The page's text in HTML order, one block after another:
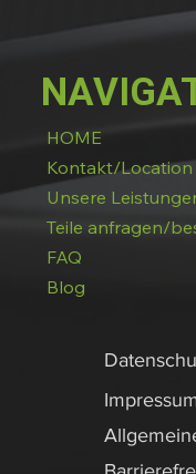
HOME
Kontakt/Location
Unsere
Teile anfragen/
FAQ
Blog